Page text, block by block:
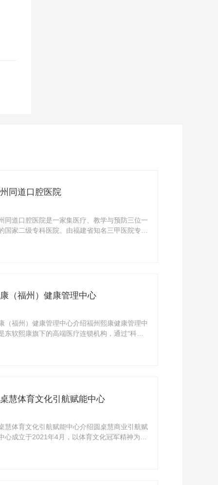
同道口腔医院
同道口腔医院是一家集医疗、教学与预防三位一
国家二级专科医院。由福建省知名三甲医院专家
（福州）健康管理中心
（福州）健康管理中心介绍福州熙康健康管理中
东软熙康旗下的高端医疗连锁机构，通过“科
慧体育文化引航赋能中心
慧体育文化引航赋能中心介绍圆桌慧商业引航赋
心成立于2021年4月，以体育文化冠军精神为引